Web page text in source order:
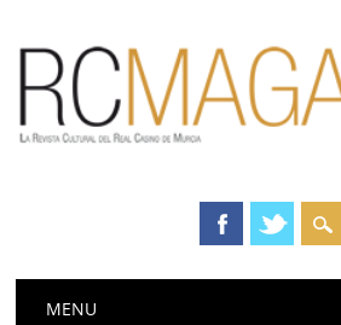
Menú principal
MENU